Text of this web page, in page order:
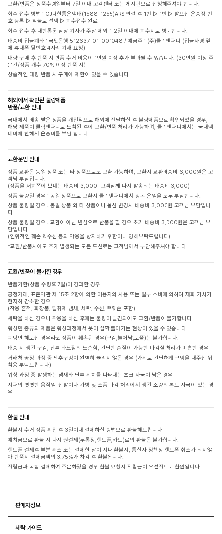
교환/반품은 상품수령일부터 7일 이내 고객센터 또는 게시판으로 신청해주셔야 합니다.
회수 접수 방법 : CJ대한통운택배(1588-1255)ARS 연결 후 1번 ▷ 1번 ▷ 받으신 운송장 번
호 등록 ▷ 착불로 선택 ▷ 회수접수 완료
회수 접수 후 대한통운 담당 기사가 주말 제외 1-2일 이내에 회수지로 방문합니다.
배송비 입금계좌 : 국민은행 512637-01-001048 / 예금주 : (주)클릭앤퍼니 (입금자명 옆
에 휴대폰 뒷번호 4자리 기재 요청)
대량 구매 후 반품 시 반품 수거 비용이 1만원 이상 추가 부과될 수 있습니다. (30만원 이상 주
문건/상품 개수 70% 이상 반품 시)
상습적인 대량 반품 시 구매에 제한이 있을 수 있습니다.
해외에서 확인된 불량제품
반품/교환 안내
국내에서 배송 받은 상품을 개인적으로 해외에 전달하신 후 불량제품으로 확인되었을 경우,
해당 제품이 클릭앤퍼니로 도착된 후에 교환/반품 처리가 가능하며, 클릭앤퍼니에서는 국내택
배비에 한해서 운송비를 부담 합니다
교환운임 안내
상품 교환은 동일 상품 또는 타 상품으로도 교환 가능하며, 교환시 교환배송비 6,000원은 고
객님 부담입니다.
(상품을 저희쪽에 보내는 배송비 3,000+고객님께 다시 발송되는 배송비 3,000)
상품 불량일 경우 : 동일 상품으로 교환시 클릭앤퍼니에서 왕복 운임을 모두 부담합니다.
상품 불량일 경우 : 동일 상품 외 타 상품이나 옵션 변경시 배송비 3,000원 고객님 부담입니
다.
상품 불량일 경우 : 교환이 아닌 변심으로 반품을 할 경우 초기 배송비 3,000원은 고객님 부
담입니다.
(인위적인 훼손 & 수선 등의 악용을 방지하기 위함이니 양해부탁드립니다)
*교환/반품시에도 추가 발생되는 모든 도선료는 고객님께서 부담해주셔야 합니다.
교환/반품이 불가한 경우
반품기한(상품 수령후 7일)이 경과한 경우
공정거래, 표준약관 제 15조 2항에 의한 이용자의 사용 또는 일부 소비에 의하여 재화 가치가
현저히 감소한 경우
(착용 흔적, 화장품, 탈취제 냄새, 세탁, 수선, 택훼손 포함)
세탁을 하신 경우나 착용을 하신 후에는 불량이 발견되어도 교환/반품이 불가합니다.
워싱면 종류의 제품은 워싱과정에서 옷이 살짝 돌아가는 현상이 있을 수 있습니다.
피팅만 해보신 경우라도 상품이 훼손된 경우(구김,늘어남,보풀)는 불가합니다.
배송 시 생긴 구김, 단추 바느질의 느슨함, 간단한 손질이 가능한 마감실 처리가 미흡한 경우
거래처 공정 과정 중 단추구멍이 완벽히 뚫리지 않은 경우 (가위로 간단하게 구멍을 내주신 뒤
착용 부탁드립니다)
워싱 과정 중 발생하는 냄새와 단추 위치를 나타내는 초크 자국이 남은 경우
지퍼의 뻣뻣한 움직임, 신발이나 가방 및 소품 마감 처리에서 생긴 소량의 본드 자국이 있는 경
우
환불 안내
환불시 수거 상품 확인 후 3일이내 결제하신 방법으로 환불해드립니다
예치금으로 환불 시 다시 원결제(무통장,핸드폰,카드)로의 환불은 불가합니다.
핸드폰 결제후 부분 취소 또는 결제한 달이 지나 환불시, 통신사 정책상 핸드폰 취소가 되지않
아 반품시 결제금액의 3.75%가 차감 후 환불됩니다.
적립금과 복합 결제하여 주문하였을 경우 환불 요청시 적립금이 우선적으로 환원됩니다.
판매자정보
세탁 가이드